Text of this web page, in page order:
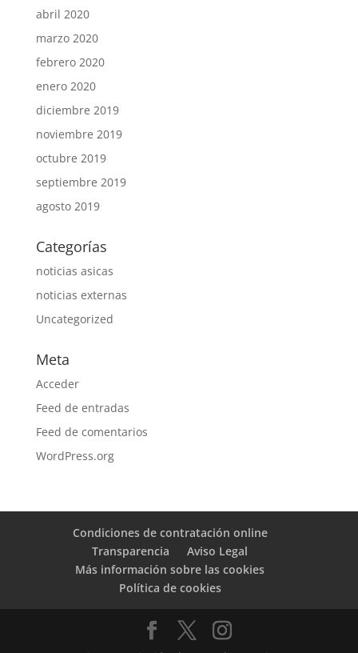
abril 2020
marzo 2020
febrero 2020
enero 2020
diciembre 2019
noviembre 2019
octubre 2019
septiembre 2019
agosto 2019
Categorías
noticias asicas
noticias externas
Uncategorized
Meta
Acceder
Feed de entradas
Feed de comentarios
WordPress.org
Condiciones de contratación online
Transparencia
Aviso Legal
Más información sobre las cookies
Política de cookies